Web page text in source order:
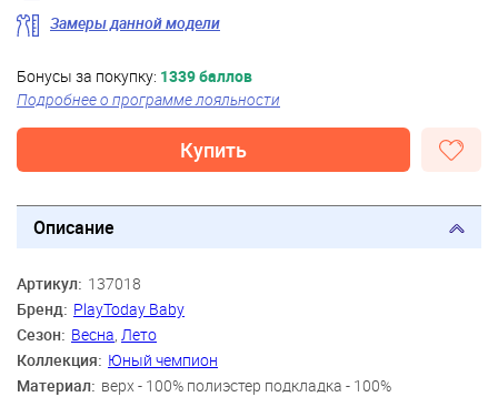
Замеры данной модели
Бонусы за покупку: 1339 баллов
Подробнее о программе лояльности
Купить
Описание
Артикул: 137018
Бренд: PlayToday Baby
Сезон: Весна Лето
Коллекция: Юный чемпион
Материал: верх - 100% полиэстер подкладка - 100%